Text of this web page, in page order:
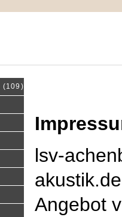
(109)
lsv-
Angebot